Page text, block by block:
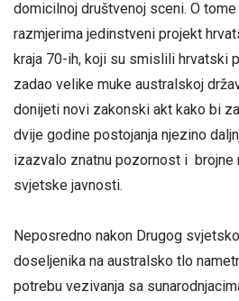
domicilnoj društvenoj sceni. O
razmjerima jedinstveni projekt
kraja 70-ih, koji su smislili hrvatski
zadao velike muke australskoj
donijeti novi zakonski akt kako bi
dvije godine postojanja njezino
izazvalo znatnu pozornost i brojne
svjetske javnosti.
Neposredno nakon Drugog
doseljenika na australsko tlo
potrebu vezivanja sa